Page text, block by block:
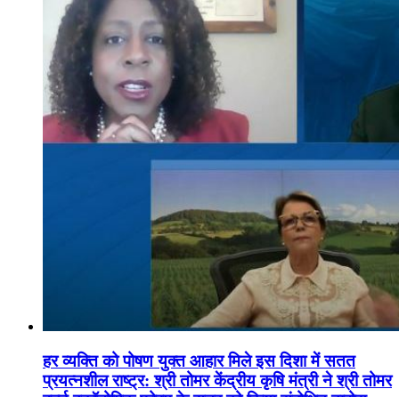
हर व्यक्ति को पोषण युक्त आहार मिले इस दिशा में सतत
प्रयत्नशील राष्ट्र: श्री तोमर केंद्रीय कृषि मंत्री ने श्री तोमर